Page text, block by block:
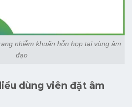
nhiễm khuẩn hỗn hợp tại vùng âm
đạo
dùng viên đặt âm